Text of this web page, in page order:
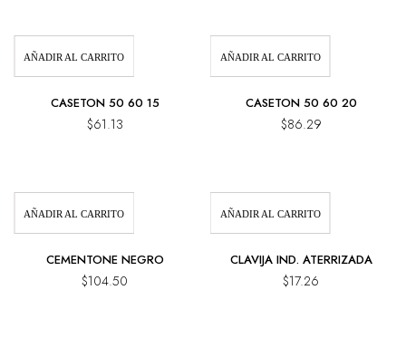
AÑADIR AL CARRITO
CASETON 50 60 15
$61.13
AÑADIR AL CARRITO
CASETON 50 60 20
$86.29
AÑADIR AL CARRITO
CEMENTONE NEGRO
$104.50
AÑADIR AL CARRITO
CLAVIJA IND. ATERRIZADA
$17.26